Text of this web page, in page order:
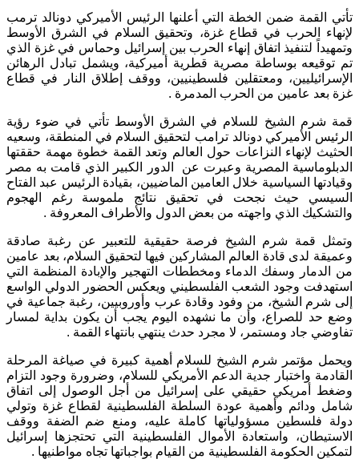
تأتي القمة ضمن الخطة التي أعلنها الرئيس الأميركي دونالد ترمب
لإنهاء الحرب في قطاع غزة، وتحقيق السلام في الشرق الأوسط
وتمهيداً لتنفيذ اتفاق إنهاء الحرب بين إسرائيل وحماس في غزة الذي
تم توقيعه بوساطة مصرية قطرية أميركية، ويشمل تبادل الرهائن
الإسرائيليين، ومعتقلين فلسطينيين، ووقف إطلاق النار في قطاع
غزة بعد عامين من الحرب المدمرة .
قمة شرم الشيخ للسلام في الشرق الأوسط تأتي في ضوء رؤية
الرئيس الأميركي دونالد ترامب لتحقيق السلام في المنطقة، وسعيه
الحثيث لإنهاء النزاعات حول العالم وتعد القمة خطوة مهمة حققتها
الدبلوماسية المصرية وعبرت عن الدور الكبير الذي قامت به مصر
وقيادتها السياسية خلال العامين الماضيين، بقيادة الرئيس عبد الفتاح
السيسي حيث نجحت في تحقيق نتائج ملموسة رغم الهجوم
والتشكيك الذي واجهته من بعض الدول والأطراف المعروفة .
وتمثل قمة شرم الشيخ فرصة حقيقية للتعبير عن رغبة صادقة
وعميقة لدى قادة العالم المشاركين فيها لتحقيق السلام، بعد عامين
من الدمار وسفك الدماء ومخططات التهجير والإبادة المنظمة التي
استهدفت وجود الشعب الفلسطيني ويعكس الحضور الدولي الواسع
إلى شرم الشيخ، من وفود وقادة عرب وأوروبيين، رغبة جماعية في
وضع حد للصراع، وأن ما نشهده اليوم يجب أن يكون بداية لمسار
تفاوضي جاد ومستمر، لا مجرد حدث ينتهي بانتهاء القمة .
ويحمل مؤتمر شرم الشيخ للسلام أهمية كبيرة في صياغة المرحلة
القادمة واختبار جدية الدعم الأمريكي للسلام، وضرورة وجود التزام
وضغط أمريكي حقيقي على إسرائيل من أجل الوصول إلى اتفاق
شامل ودائم وأهمية عودة السلطة الفلسطينية لقطاع غزة وتولي
دولة فلسطين مسؤولياتها كاملة عليه، ومنع ضم الضفة ووقف
الاستيطان، واستعادة الأموال الفلسطينية التي تحتجزها إسرائيل
لتمكين الحكومة الفلسطينية من القيام بواجباتها تجاه مواطنيها .